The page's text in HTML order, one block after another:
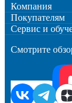
Компания
Покупателям
Сервис и
Смотрите